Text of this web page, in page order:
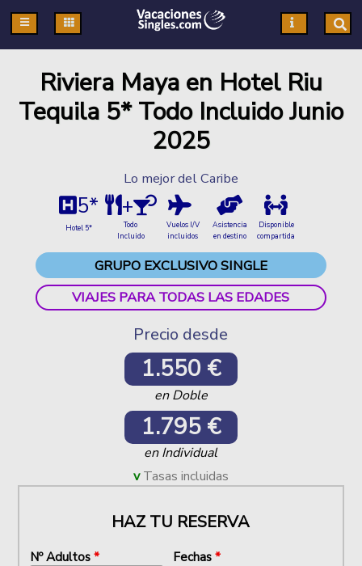
Riviera Maya en Hotel Riu
Tequila 5* Todo Incluido Junio
2025
Lo mejor del Caribe
5*
Hotel 5*
+
Todo
Incluido
Vuelos I/V
incluidos
Asistencia
en destino
Disponible
compartida
GRUPO EXCLUSIVO SINGLE
VIAJES PARA TODAS LAS EDADES
Precio desde
1.550 €
en Doble
1.795 €
en Individual
Tasas incluidas
HAZ TU RESERVA
Nº Adultos* Fechas*